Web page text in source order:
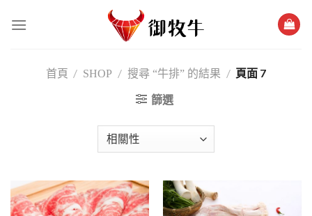
首頁 / SHOP / 搜尋 “牛排” 的結果 / 頁面 7
篩選